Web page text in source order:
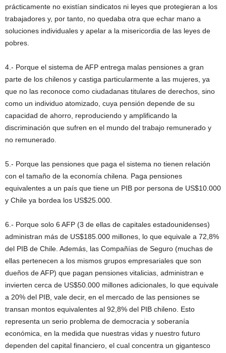
prácticamente no existían sindicatos ni leyes que protegieran a los
trabajadores y, por tanto, no quedaba otra que echar mano a
soluciones individuales y apelar a la misericordia de las leyes de
pobres.
4.- Porque el sistema de AFP entrega malas pensiones a gran
parte de los chilenos y castiga particularmente a las mujeres, ya
que no las reconoce como ciudadanas titulares de derechos, sino
como un individuo atomizado, cuya pensión depende de su
capacidad de ahorro, reproduciendo y amplificando la
discriminación que sufren en el mundo del trabajo remunerado y
no remunerado.
5.- Porque las pensiones que paga el sistema no tienen relación
con el tamaño de la economía chilena. Paga pensiones
equivalentes a un país que tiene un PIB por persona de US$10.000
y Chile ya bordea los US$25.000.
6.- Porque solo 6 AFP (3 de ellas de capitales estadounidenses)
administran más de US$185.000 millones, lo que equivale a 72,8%
del PIB de Chile. Además, las Compañías de Seguro (muchas de
ellas pertenecen a los mismos grupos empresariales que son
dueños de AFP) que pagan pensiones vitalicias, administran e
invierten cerca de US$50.000 millones adicionales, lo que equivale
a 20% del PIB, vale decir, en el mercado de las pensiones se
transan montos equivalentes al 92,8% del PIB chileno. Esto
representa un serio problema de democracia y soberanía
económica, en la medida que nuestras vidas y nuestro futuro
dependen del capital financiero, el cual concentra un gigantesco